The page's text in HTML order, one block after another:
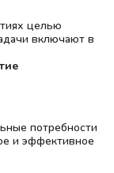
целью
включают в
потребности
и эффективное